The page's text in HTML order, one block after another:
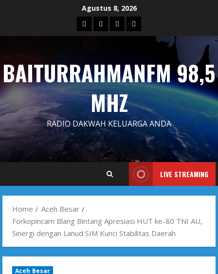
Agustus 8, 2026
Blog Contact
Us
Dengarkan
Siaran
Iklan
BAITURRAHMANFM 98,5
MHZ
RADIO DAKWAH KELUARGA ANDA
LIVE STREAMING
Home
Aceh Besar
Forkopincam Blang Bintang Apresiasi HUT ke-80 TNI AU,
Sinergi dengan Lanud SIM Kunci Stabilitas Daerah
Aceh Besar